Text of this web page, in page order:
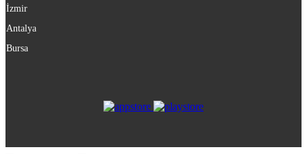
İzmir
Antalya
Bursa